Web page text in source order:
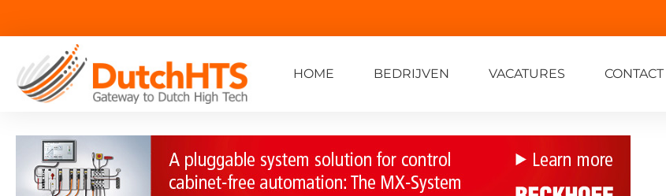
HOME BEDRIJVEN VACATURES CONTACT